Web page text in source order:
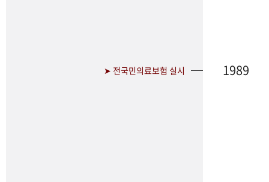
➤ 전국민의료보험 실시 1989